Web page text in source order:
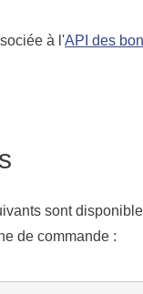
à l'API des
sont
de commande :